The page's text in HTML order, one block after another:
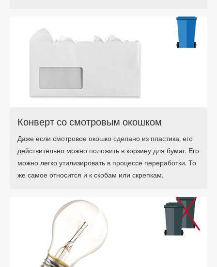
Конверт со смотровым окошком
Даже если смотровое окошко сделано из пластика, его
действительно можно положить в корзину для бумаг. Его
можно легко утилизировать в процессе переработки. То
же самое относится и к скобам или скрепкам.